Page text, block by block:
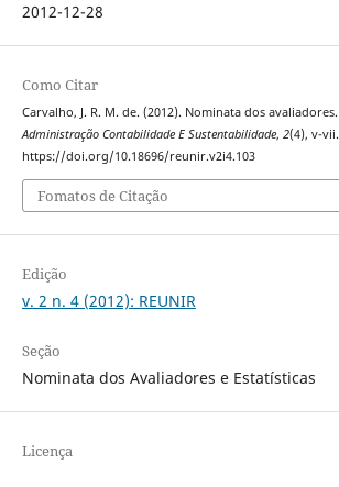
2012-12-28
Como Citar
Carvalho, J. R. M. de. (2012). Nominata dos avaliadores.
Administração Contabilidade E Sustentabilidade, 2(4), v-vii.
https://doi.org/10.18696/reunir.v2i4.103
Fomatos de Citação
Edição
v. 2 n. 4 (2012): REUNIR
Seção
Nominata dos Avaliadores e Estatísticas
Licença